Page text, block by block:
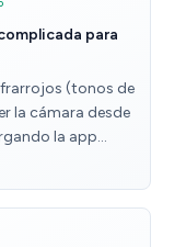
para
(tonos de
la cámara desde
la app
muy
con un
se vuelve más
de la